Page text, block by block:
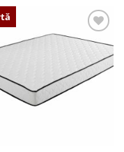
Adaugă
wishlist